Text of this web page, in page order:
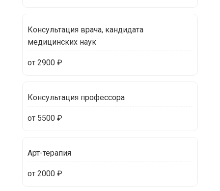
Консультация врача, кандидата
медицинских наук
от 2900 ₽
Консультация профессора
от 5500 ₽
Арт-терапия
от 2000 ₽